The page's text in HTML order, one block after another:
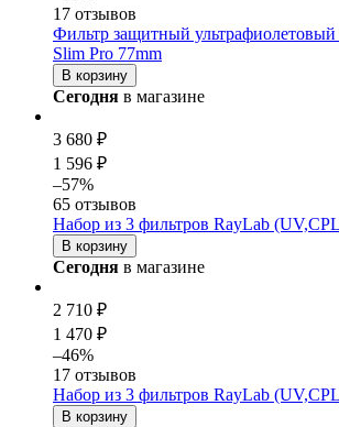
17 отзывов
Фильтр защитный
Slim Pro 77mm
В корзину
Сегодня в магазине
3 680 ₽
1 596 ₽
–57%
65 отзывов
Набор из 3 фильтров RayLab
В корзину
Сегодня в магазине
2 710 ₽
1 470 ₽
–46%
17 отзывов
Набор из 3 фильтров RayLab
В корзину